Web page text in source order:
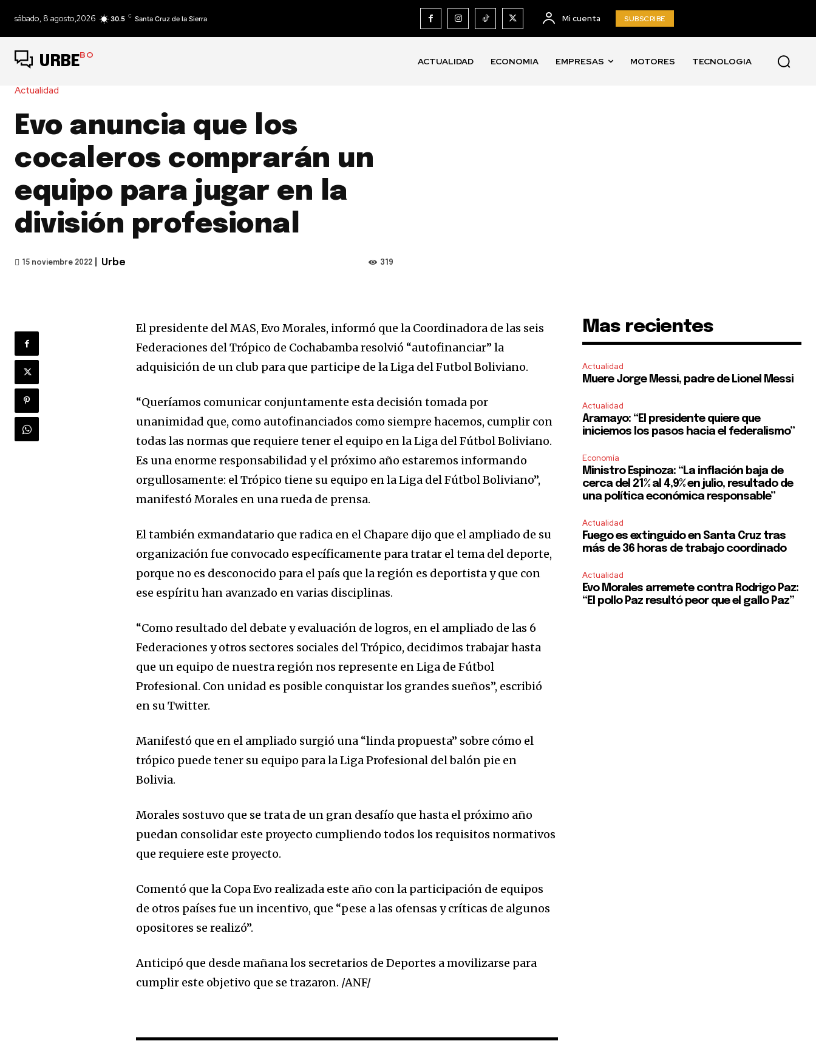
sábado, 8 agosto,2026 30.5 C Santa Cruz de la Sierra Mi cuenta SUBSCRIBE
URBEBO
ACTUALIDAD ECONOMIA EMPRESAS MOTORES TECNOLOGIA
Actualidad
Evo anuncia que los
cocaleros comprarán un
equipo para jugar en la
división profesional
15 noviembre 2022 Urbe 319
El presidente del MAS, Evo Morales, informó que la Coordinadora de las seis
Federaciones del Trópico de Cochabamba resolvió “autofinanciar” la
adquisición de un club para que participe de la Liga del Futbol Boliviano.
“Queríamos comunicar conjuntamente esta decisión tomada por
unanimidad que, como autofinanciados como siempre hacemos, cumplir con
todas las normas que requiere tener el equipo en la Liga del Fútbol Boliviano.
Es una enorme responsabilidad y el próximo año estaremos informando
orgullosamente: el Trópico tiene su equipo en la Liga del Fútbol Boliviano”,
manifestó Morales en una rueda de prensa.
El también exmandatario que radica en el Chapare dijo que el ampliado de su
organización fue convocado específicamente para tratar el tema del deporte,
porque no es desconocido para el país que la región es deportista y que con
ese espíritu han avanzado en varias disciplinas.
“Como resultado del debate y evaluación de logros, en el ampliado de las 6
Federaciones y otros sectores sociales del Trópico, decidimos trabajar hasta
que un equipo de nuestra región nos represente en Liga de Fútbol
Profesional. Con unidad es posible conquistar los grandes sueños”, escribió
en su Twitter.
Manifestó que en el ampliado surgió una “linda propuesta” sobre cómo el
trópico puede tener su equipo para la Liga Profesional del balón pie en
Bolivia.
Morales sostuvo que se trata de un gran desafío que hasta el próximo año
puedan consolidar este proyecto cumpliendo todos los requisitos normativos
que requiere este proyecto.
Comentó que la Copa Evo realizada este año con la participación de equipos
de otros países fue un incentivo, que “pese a las ofensas y críticas de algunos
opositores se realizó”.
Anticipó que desde mañana los secretarios de Deportes a movilizarse para
cumplir este objetivo que se trazaron. /ANF/
Mas recientes
Actualidad
Muere Jorge Messi, padre de Lionel Messi
Actualidad
Aramayo: “El presidente quiere que
iniciemos los pasos hacia el federalismo”
Economía
Ministro Espinoza: “La inflación baja de
cerca del 21% al 4,9% en julio, resultado de
una política económica responsable”
Actualidad
Fuego es extinguido en Santa Cruz tras
más de 36 horas de trabajo coordinado
Actualidad
Evo Morales arremete contra Rodrigo Paz:
“El pollo Paz resultó peor que el gallo Paz”